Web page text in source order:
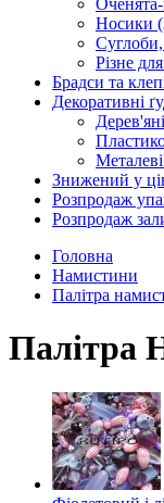
Носики
Суглоби,
Різне
Брадси та
Декоративні
Знижений у
Розпродаж
Розпродаж
Головна
Намистини
Палітра
Палітра